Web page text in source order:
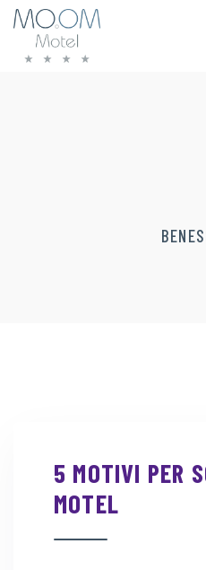
5 MOTIVI PER
MOTEL